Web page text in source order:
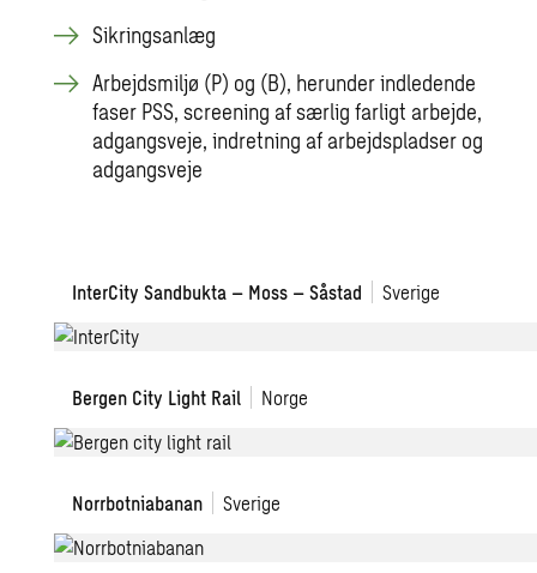
Sikringsanlæg
Arbejdsmiljø (P) og (B), herunder indledende
faser PSS, screening af særlig farligt arbejde,
adgangsveje, indretning af arbejdspladser og
adgangsveje
InterCity Sandbukta – Moss – Såstad Sverige
InterCity
–
Såstad
Bergen City Light Rail Norge
Bergen
Light
Norrbotniabanan
Sverige
Norrbotniabanan